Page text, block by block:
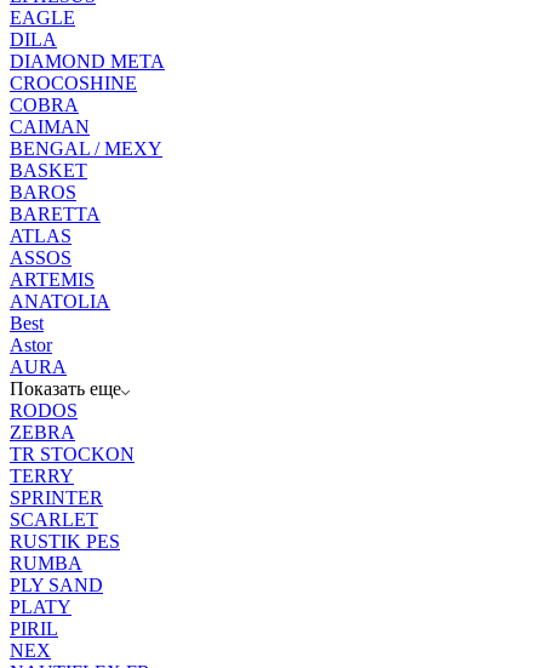
EAGLE
DILA
DIAMOND META
CROCOSHINE
COBRA
CAIMAN
BENGAL / MEXY
BASKET
BAROS
BARETTA
ATLAS
ASSOS
ARTEMIS
ANATOLIA
Best
Astor
AURA
Показать еще
RODOS
ZEBRA
TR STOCKON
TERRY
SPRINTER
SCARLET
RUSTIK PES
RUMBA
PLY SAND
PLATY
PIRIL
NEX